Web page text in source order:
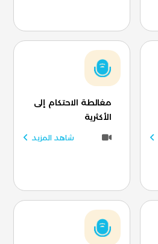
مغالطة الاحتكام إلى
الأكثرية
شاهد المزيد